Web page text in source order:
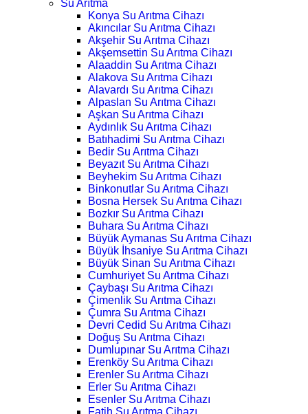
Su Arıtma
Konya Su Arıtma Cihazı
Akıncılar Su Arıtma Cihazı
Akşehir Su Arıtma Cihazı
Akşemsettin Su Arıtma Cihazı
Alaaddin Su Arıtma Cihazı
Alakova Su Arıtma Cihazı
Alavardı Su Arıtma Cihazı
Alpaslan Su Arıtma Cihazı
Aşkan Su Arıtma Cihazı
Aydınlık Su Arıtma Cihazı
Batıhadimi Su Arıtma Cihazı
Bedir Su Arıtma Cihazı
Beyazıt Su Arıtma Cihazı
Beyhekim Su Arıtma Cihazı
Binkonutlar Su Arıtma Cihazı
Bosna Hersek Su Arıtma Cihazı
Bozkır Su Arıtma Cihazı
Buhara Su Arıtma Cihazı
Büyük Aymanas Su Arıtma Cihazı
Büyük İhsaniye Su Arıtma Cihazı
Büyük Sinan Su Arıtma Cihazı
Cumhuriyet Su Arıtma Cihazı
Çaybaşı Su Arıtma Cihazı
Çimenlik Su Arıtma Cihazı
Çumra Su Arıtma Cihazı
Devri Cedid Su Arıtma Cihazı
Doğuş Su Arıtma Cihazı
Dumlupınar Su Arıtma Cihazı
Erenköy Su Arıtma Cihazı
Erenler Su Arıtma Cihazı
Erler Su Arıtma Cihazı
Esenler Su Arıtma Cihazı